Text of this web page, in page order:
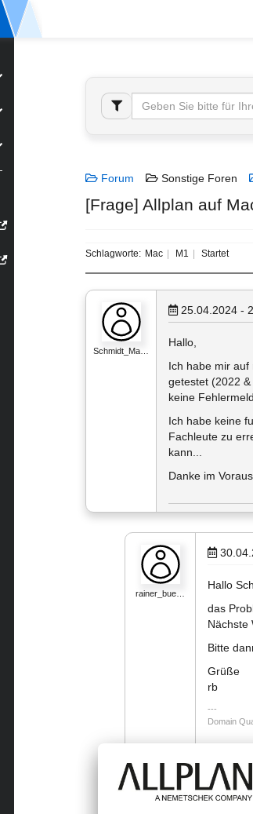
Forum Sonstige Foren
[Frage] Allplan auf
Schlagworte: Mac M1 Startet
Schmidt_Ma…
25.04.2024 -
Hallo,
Ich habe mir auf
getestet (2022
keine
Ich habe keine
Fachleute zu
kann...
Danke im
rainer_bue…
Hallo
das
Nächste
Bitte
Grüße
rb
Domain